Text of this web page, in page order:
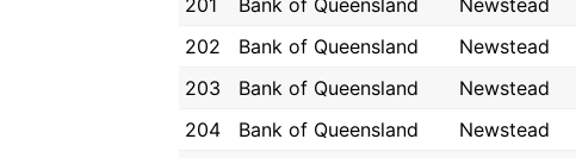
201
Bank of Queensland Newstead
202
Bank of Queensland Newstead
203
Bank of Queensland Newstead
204
Bank of Queensland Newstead